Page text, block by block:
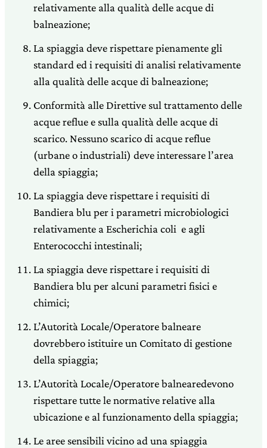
relativamente alla qualità delle acque di
balneazione;
La spiaggia deve rispettare pienamente gli
standard ed i requisiti di analisi relativamente
alla qualità delle acque di balneazione;
Conformità alle Direttive sul trattamento delle
acque reflue e sulla qualità delle acque di
scarico. Nessuno scarico di acque reflue
(urbane o industriali) deve interessare l’area
della spiaggia;
La spiaggia deve rispettare i requisiti di
Bandiera blu per i parametri microbiologici
relativamente a Escherichia coli e agli
Enterococchi intestinali;
La spiaggia deve rispettare i requisiti di
Bandiera blu per alcuni parametri fisici e
chimici;
L’Autorità Locale/Operatore balneare
dovrebbero istituire un Comitato di gestione
della spiaggia;
L’Autorità Locale/Operatore balnearedevono
rispettare tutte le normative relative alla
ubicazione e al funzionamento della spiaggia;
Le aree sensibili vicino ad una spiaggia